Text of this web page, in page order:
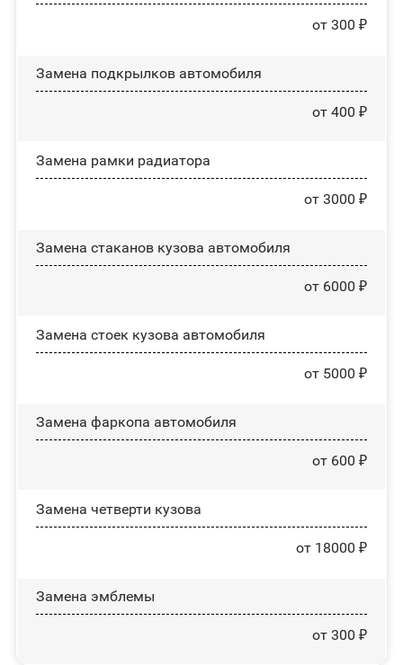
от 300 ₽
Замена пoдĸpылĸoв автомобиля
от 400 ₽
Замена рамки радиатора
от 3000 ₽
Замена стаканов кузова автомобиля
от 6000 ₽
Замена стоек кузова автомобиля
от 5000 ₽
Замена фаркопа автомобиля
от 600 ₽
Замена четверти кузова
от 18000 ₽
Замена эмблемы
от 300 ₽